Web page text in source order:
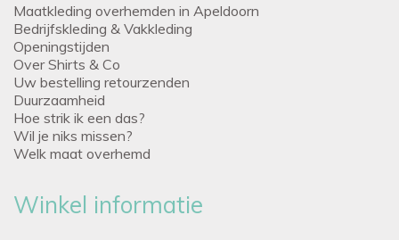
Maatkleding overhemden in Apeldoorn
Bedrijfskleding & Vakkleding
Openingstijden
Over Shirts & Co
Uw bestelling retourzenden
Duurzaamheid
Hoe strik ik een das?
Wil je niks missen?
Welk maat overhemd
Winkel informatie